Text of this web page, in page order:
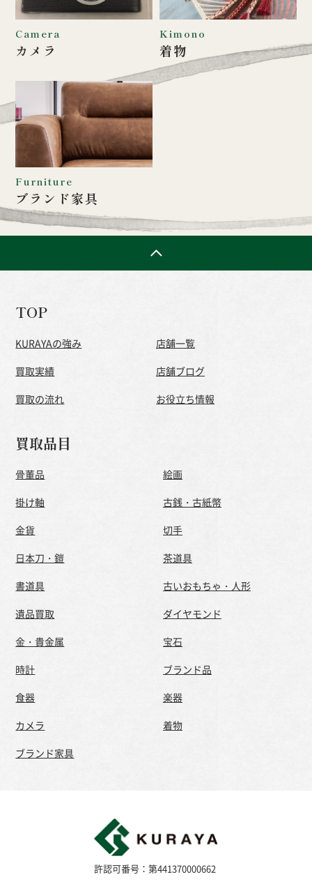
Camera
カメラ
Kimono
着物
Furniture
ブランド家具
TOP
KURAYAの強み
買取実績
買取の流れ
店舗一覧
店舗ブログ
お役立ち情報
買取品目
骨董品
絵画
掛け軸
古銭・古紙幣
金貨
切手
日本刀・鎧
茶道具
書道具
古いおもちゃ・人形
遺品買取
ダイヤモンド
金・貴金属
宝石
時計
ブランド品
食器
楽器
カメラ
着物
ブランド家具
許認可番号：第441370000662